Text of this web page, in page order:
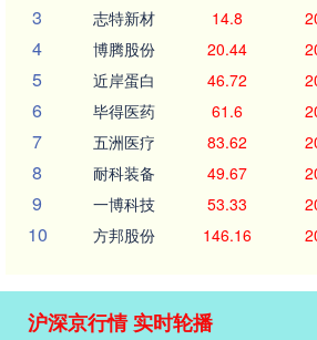
3 志特新材 14.8
4 博腾股份 20.44
5 近岸蛋白 46.72
6 毕得医药 61.6
7 五洲医疗 83.62
8 耐科装备 49.67
9 一博科技 53.33
10 方邦股份 146.16
沪深京行情 实时轮播